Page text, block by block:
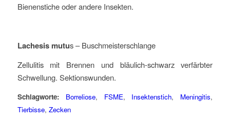
Bienenstiche oder andere Insekten.
Lachesis mutus – Buschmeisterschlange
Zellulitis mit Brennen und bläulich-schwarz verfärbter
Schwellung. Sektionswunden.
Schlagworte: Borreliose, FSME, Insektenstich, Meningitis,
Tierbisse, Zecken